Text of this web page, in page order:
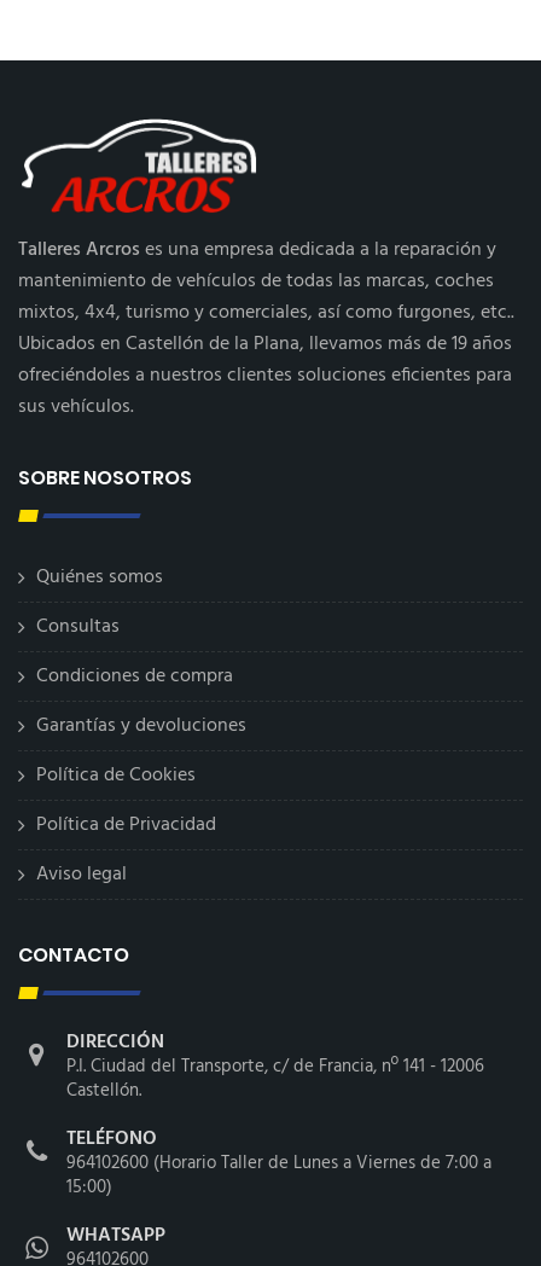
Talleres Arcroses una empresa dedicada a la reparación y
mantenimiento de vehículos de todas las marcas, coches
mixtos, 4x4, turismo y comerciales, así como furgones, etc..
Ubicados en Castellón de la Plana, llevamos más de 19 años
ofreciéndoles a nuestros clientes soluciones eficientes para
sus vehículos.
SOBRE NOSOTROS
Quiénes somos
Consultas
Condiciones de compra
Garantías y devoluciones
Política de Cookies
Política de Privacidad
Aviso legal
CONTACTO
DIRECCIÓN
P.I. Ciudad del Transporte, c/ de Francia, nº 141 - 12006
Castellón.
TELÉFONO
964102600 (Horario Taller de Lunes a Viernes de 7:00 a
15:00)
WHATSAPP
964102600